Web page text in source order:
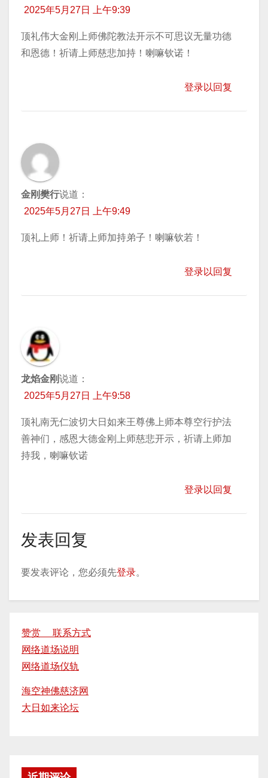
2025年5月27日 上午9:39
顶礼伟大金刚上师佛陀教法开示不可思议无量功德
和恩德！祈请上师慈悲加持！喇嘛钦诺！
登录以回复
金刚樊行说道：
2025年5月27日 上午9:49
顶礼上师！祈请上师加持弟子！喇嘛钦若！
登录以回复
龙焰金刚说道：
2025年5月27日 上午9:58
顶礼南无仁波切大日如来王尊佛上师本尊空行护法
善神们，感恩大德金刚上师慈悲开示，祈请上师加
持我，喇嘛钦诺
登录以回复
发表回复
要发表评论，您必须先登录。
赞赏 联系方式
网络道场说明
网络道场仪轨
海空神佛慈济网
大日如来论坛